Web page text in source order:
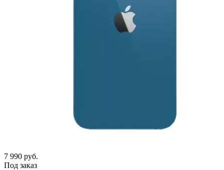
7 990 руб.
Под заказ